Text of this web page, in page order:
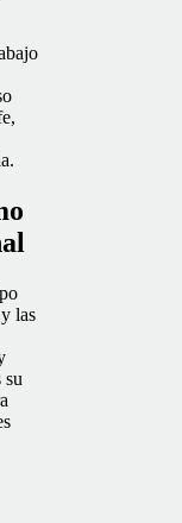
las
su